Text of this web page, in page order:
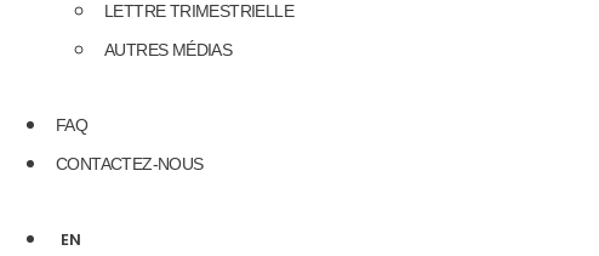
LETTRE TRIMESTRIELLE
AUTRES MÉDIAS
FAQ
CONTACTEZ-NOUS
EN